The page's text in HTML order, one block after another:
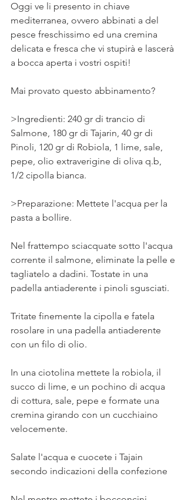
Oggi ve li presento in chiave
mediterranea, ovvero abbinati a del
pesce freschissimo ed una cremina
delicata e fresca che vi stupirà e lascerà
a bocca aperta i vostri ospiti!
Mai provato questo abbinamento?
>Ingredienti: 240 gr di trancio di
Salmone, 180 gr di Tajarin, 40 gr di
Pinoli, 120 gr di Robiola, 1 lime, sale,
pepe, olio extraverigine di oliva q.b,
1/2 cipolla bianca.
>Preparazione: Mettete l'acqua per la
pasta a bollire.
Nel frattempo sciacquate sotto l'acqua
corrente il salmone, eliminate la pelle e
tagliatelo a dadini. Tostate in una
padella antiaderente i pinoli sgusciati.
Tritate finemente la cipolla e fatela
rosolare in una padella antiaderente
con un filo di olio.
In una ciotolina mettete la robiola, il
succo di lime, e un pochino di acqua
di cottura, sale, pepe e formate una
cremina girando con un cucchiaino
velocemente.
Salate l'acqua e cuocete i Tajain
secondo indicazioni della confezione